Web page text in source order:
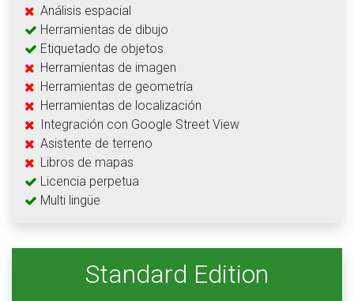
Análisis espacial
Herramientas de dibujo
Etiquetado de objetos
Herramientas de imagen
Herramientas de geometría
Herramientas de localización
Integración con Google Street View
Asistente de terreno
Libros de mapas
Licencia perpetua
Multi lingüe
Standard Edition